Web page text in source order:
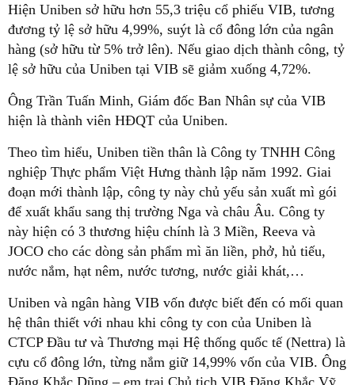
Hiện Uniben sở hữu hơn 55,3 triệu cổ phiếu VIB, tương
đương tỷ lệ sở hữu 4,99%, suýt là cổ đông lớn của ngân
hàng (sở hữu từ 5% trở lên). Nếu giao dịch thành công, tỷ
lệ sở hữu của Uniben tại VIB sẽ giảm xuống 4,72%.
Ông Trần Tuấn Minh, Giám đốc Ban Nhân sự của VIB
hiện là thành viên HĐQT của Uniben.
Theo tìm hiểu, Uniben tiền thân là Công ty TNHH Công
nghiệp Thực phẩm Việt Hưng thành lập năm 1992. Giai
đoạn mới thành lập, công ty này chủ yếu sản xuất mì gói
để xuất khẩu sang thị trường Nga và châu Âu. Công ty
này hiện có 3 thương hiệu chính là 3 Miền, Reeva và
JOCO cho các dòng sản phẩm mì ăn liền, phở, hủ tiếu,
nước nắm, hạt nêm, nước tương, nước giải khát,…
Uniben và ngân hàng VIB vốn được biết đến có mối quan
hệ thân thiết với nhau khi công ty con của Uniben là
CTCP Đầu tư và Thương mại Hệ thống quốc tế (Nettra) là
cựu cổ đông lớn, từng nắm giữ 14,99% vốn của VIB. Ông
Đặng Khắc Dũng – em trai Chủ tịch VIB Đặng Khắc Vỹ